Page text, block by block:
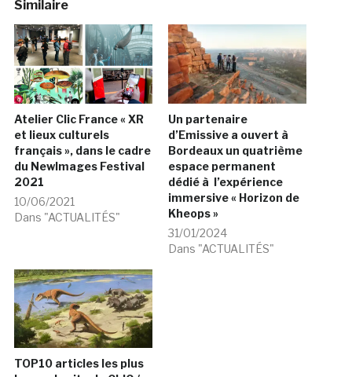
Similaire
Atelier Clic France « XR
et lieux culturels
français », dans le cadre
du NewImages Festival
2021
10/06/2021
Dans "ACTUALITÉS"
Un partenaire
d’Emissive a ouvert à
Bordeaux un quatrième
espace permanent
dédié à l’expérience
immersive « Horizon de
Kheops »
31/01/2024
Dans "ACTUALITÉS"
TOP10 articles les plus